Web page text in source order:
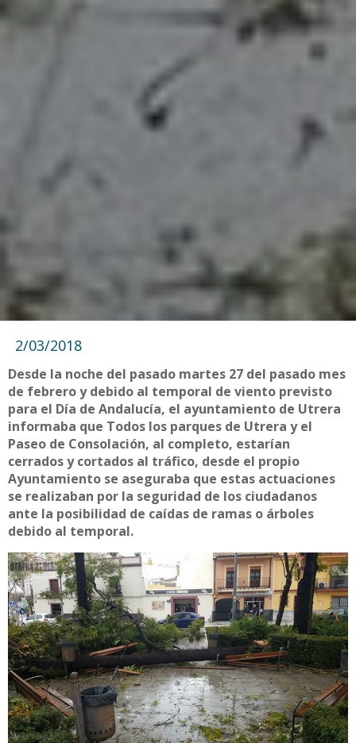
2/03/2018
Desde la noche del pasado martes 27 del pasado mes
de febrero y debido al temporal de viento previsto
para el Día de Andalucía, el ayuntamiento de Utrera
informaba que Todos los parques de Utrera y el
Paseo de Consolación, al completo, estarían
cerrados y cortados al tráfico, desde el propio
Ayuntamiento se aseguraba que estas actuaciones
se realizaban por la seguridad de los ciudadanos
ante la posibilidad de caídas de ramas o árboles
debido al temporal.